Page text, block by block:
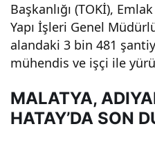
Başkanlığı (TOKİ),
Yapı İşleri Genel
alandaki 3 bin 481
mühendis ve işçi ile
MALATYA,
HATAY’DA SON
hed
efe
ulaş